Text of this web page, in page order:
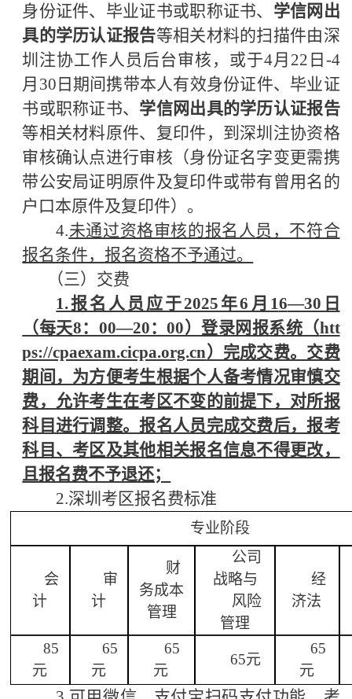
身份证件、毕业证书或职称证书、 学信网出
具的学历认证报告等相关材料的扫描件由深
圳注协工作人员后台审核，或于4月22 日 -4
月 30 日期间携带本人有效身份证件、毕业证
书或职称证书、 学信网出具的学历认证报告
等相关材料原件、复印件，到深圳注协资格
审核确认点进行审核（身份证名字变更需携
带公安局证明原件及复印件或带有曾用名的
户口本原件及复印件）。
4.未通过资格审核的报名人员，不符合
报名条件，报名资格不予通过。
（三）交费
1.报名人员应于2025年6月16—30日
（每天8：00—20：00）登录网报系统（htt
ps://cpaexam.cicpa.org.cn）完成交费。交费
期间，为方便考生根据个人备考情况审慎交
费，允许考生在考区不变的前提下，对所报
科目进行调整。报名人员完成交费后，报考
科目、考区及其他相关报名信息不得更改，
且报名费不予退还；
2.深圳考区报名费标准
专业阶段
会
计
审
计
财
务成本
管理
公司
战略与
风险
管理
经
济法
85
元
65
元
65
元
65元
65
元